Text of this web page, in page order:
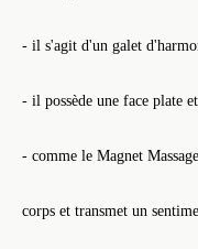
- il s'agit d'un galet
- il possède une face plate
- comme le Magnet
corps et transmet un